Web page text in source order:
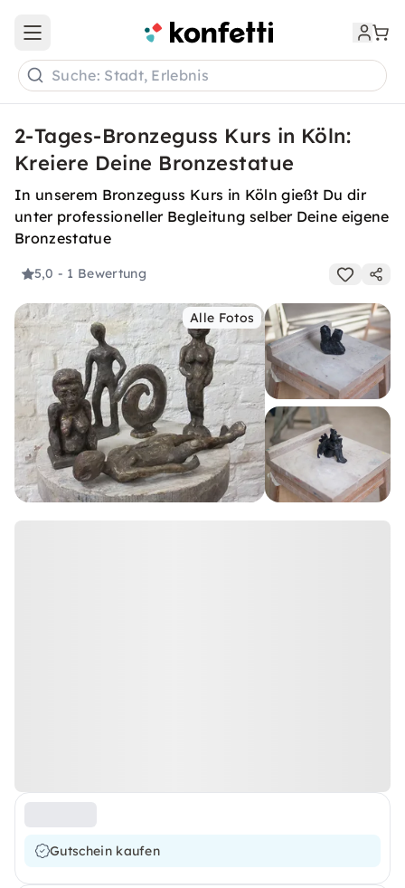
Open main menu
Suche: Stadt, Erlebnis
2-Tages-Bronzeguss Kurs in Köln:
Kreiere Deine Bronzestatue
In unserem Bronzeguss Kurs in Köln gießt Du dir
unter professioneller Begleitung selber Deine eigene
Bronzestatue
5,0 - 1 Bewertung
Alle Fotos
Gutschein kaufen